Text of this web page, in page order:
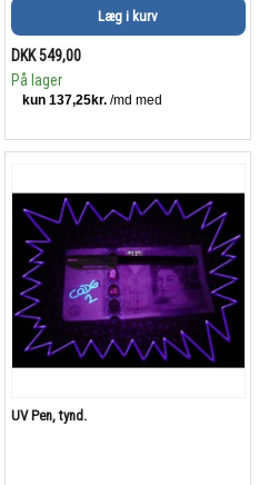
Læg i kurv
DKK 549,00
På lager
UV Pen, tynd.